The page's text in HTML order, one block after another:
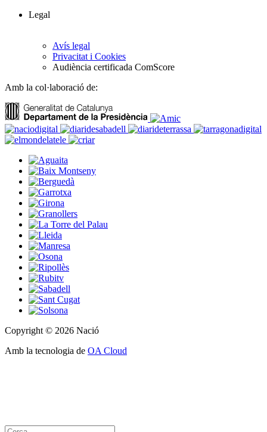
Legal
Avís legal
Privacitat i Cookies
Audiència certificada ComScore
Amb la col·laboració de:
Copyright © 2026 Nació
Amb la tecnologia de OA Cloud